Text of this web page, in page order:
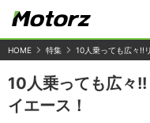
HOME 特集 10人乗っても広々!!
10人乗っても広々
イエース！